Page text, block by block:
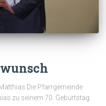
Die Pfarrgemeinde
zu seinem 70. Geburtstag.